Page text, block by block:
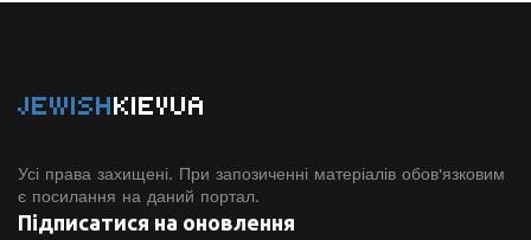
JEWISHKIEVUA
Усі права захищені. При запозиченні матеріалів обов'язковим
є посилання на даний портал.
Підписатися на оновлення